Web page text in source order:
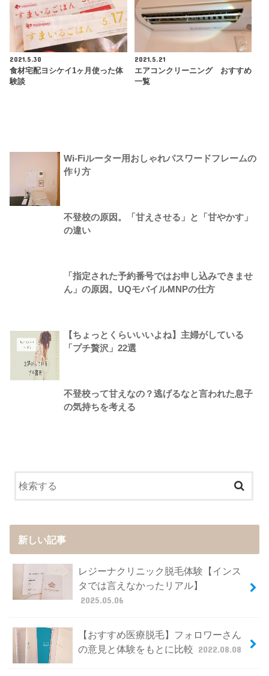
2021.5.30
食材宅配ヨシケイ1ヶ月使った体
験談
2021.5.21
エアコンクリーニング おすすめ
一覧
Wi-Fiルーター用おしゃれパスワードフレームの
作り方
不登校の原因。「甘えさせる」と「甘やかす」
の違い
「指定された予約番号ではお申し込みできませ
ん」の原因。UQモバイルMNPの仕方
【ちょっとくらいいいよね】主婦がしている
「プチ贅沢」22選
不登校って甘えなの？逃げるなと言われた息子
の気持ちを考える
新しい記事
レジーナクリニック脱毛体験【インス
タでは言えなかったリアル】
2025.05.06
【おすすめ医療脱毛】フォロワーさん
の意見と体験をもとに比較 2022.08.08